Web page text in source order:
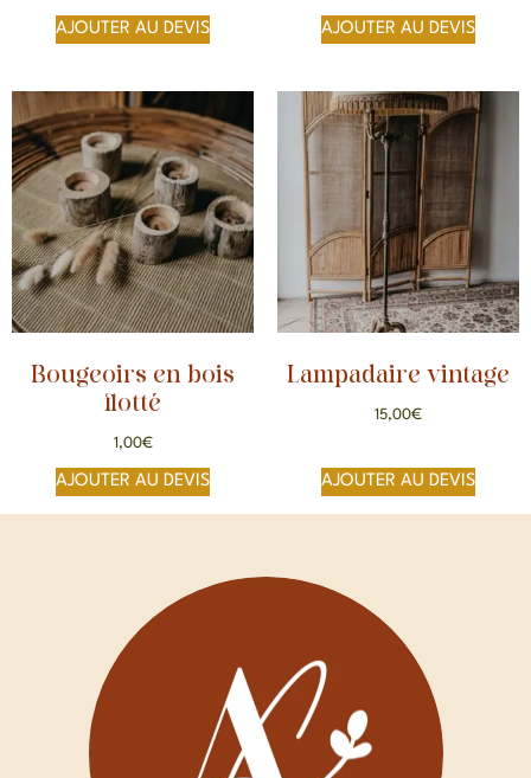
AJOUTER AU DEVIS AJOUTER AU DEVIS
Bougeoirs en bois
flotté
1,00€
AJOUTER AU DEVIS
Lampadaire vintage
15,00€
AJOUTER AU DEVIS